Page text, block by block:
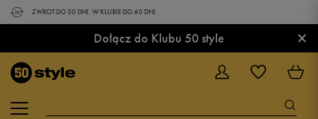
ZWROT DO 30 DNI. W KLUBIE DO 60 DNI.
Dołącz do Klubu 50 style ×